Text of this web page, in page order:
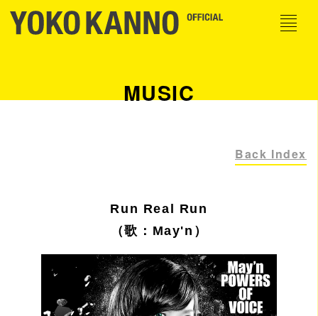
MUSIC
Back Index
Run Real Run
（歌：May'n）